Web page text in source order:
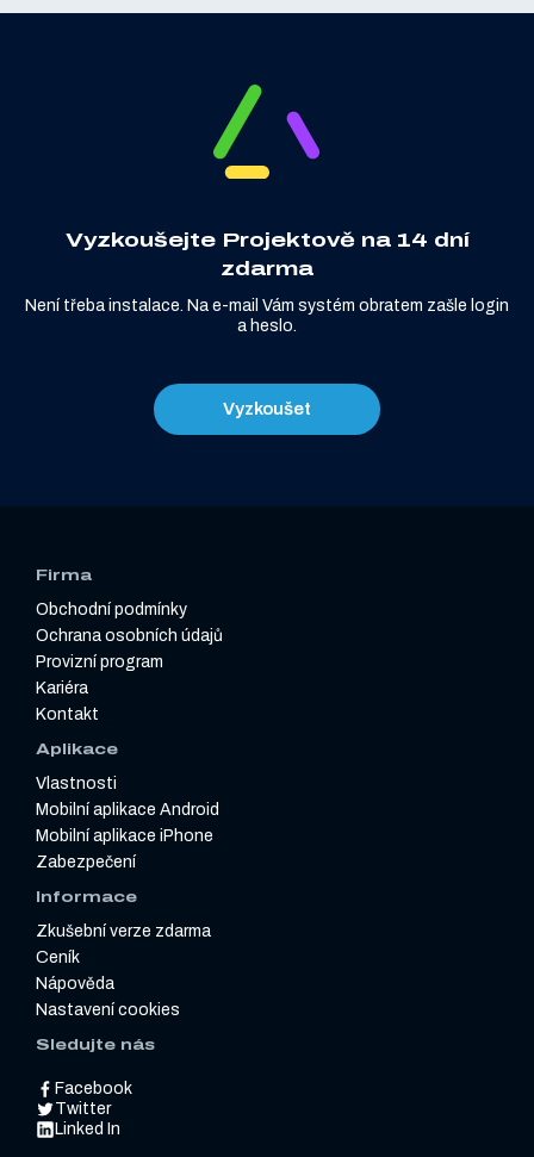
Vyzkoušejte Projektově na 14 dní
zdarma
Není třeba instalace. Na e-mail Vám systém obratem zašle login
a heslo.
Vyzkoušet
Firma
Obchodní podmínky
Ochrana osobních údajů
Provizní program
Kariéra
Kontakt
Aplikace
Vlastnosti
Mobilní aplikace Android
Mobilní aplikace iPhone
Zabezpečení
Informace
Zkušební verze zdarma
Ceník
Nápověda
Nastavení cookies
Sledujte nás
Facebook
Twitter
Linked In